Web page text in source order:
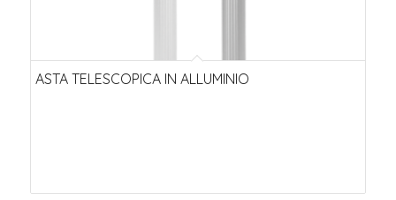
ASTA TELESCOPICA IN ALLUMINIO